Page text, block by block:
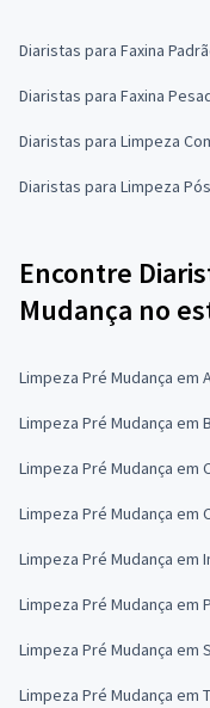
Diaristas para Faxina
Diaristas para Faxina
Diaristas para Limpeza
Diaristas para Limpeza
Encontre
Mudança no
Limpeza Pré Mudança em
Limpeza Pré Mudança em
Limpeza Pré Mudança em
Limpeza Pré Mudança em
Limpeza Pré Mudança em
Limpeza Pré Mudança em
Limpeza Pré Mudança em
Limpeza Pré Mudança em